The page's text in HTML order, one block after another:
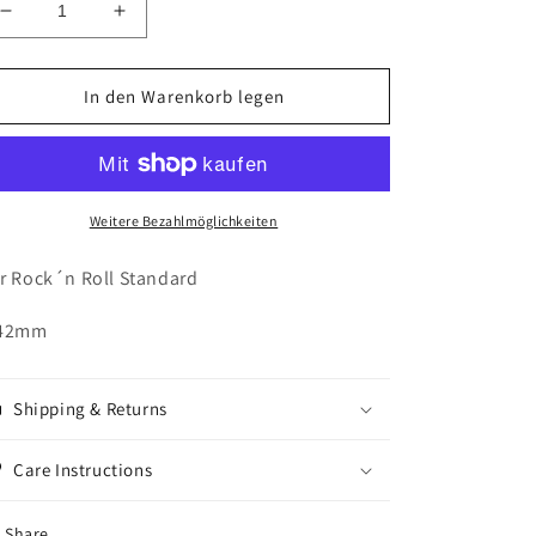
Verringere
die
Menge
Ernie
Slinky
Erhöhe
die
Menge
für
Ernie
Ball,
Super
Slinky
In den Warenkorb legen
Weitere Bezahlmöglichkeiten
Rock´n Roll Standard
Shipping & Returns
Care Instructions